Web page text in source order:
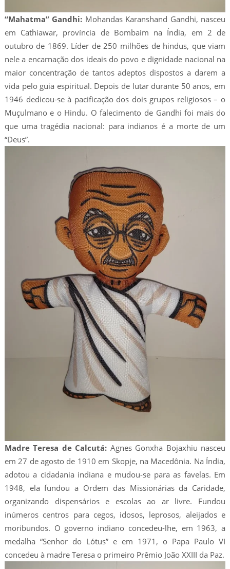
“Mahatma” Gandhi: Mohandas Karanshand Gandhi, nasceu
em Cathiawar, província de Bombaim na Índia, em 2 de
outubro de 1869. Líder de 250 milhões de hindus, que viam
nele a encarnação dos ideais do povo e dignidade nacional na
maior concentração de tantos adeptos dispostos a darem a
vida pelo guia espiritual. Depois de lutar durante 50 anos, em
1946 dedicou-se à pacificação dos dois grupos religiosos – o
Muçulmano e o Hindu. O falecimento de Gandhi foi mais do
que uma tragédia nacional: para indianos é a morte de um
“Deus”.
Madre Teresa de Calcutá: Agnes Gonxha Bojaxhiu nasceu
em 27 de agosto de 1910 em Skopje, na Macedônia. Na Índia,
adotou a cidadania indiana e mudou-se para as favelas. Em
1948, ela fundou a Ordem das Missionárias da Caridade,
organizando dispensários e escolas ao ar livre. Fundou
inúmeros centros para cegos, idosos, leprosos, aleijados e
moribundos. O governo indiano concedeu-lhe, em 1963, a
medalha “Senhor do Lótus” e em 1971, o Papa Paulo VI
concedeu à madre Teresa o primeiro Prêmio João XXIII da Paz.